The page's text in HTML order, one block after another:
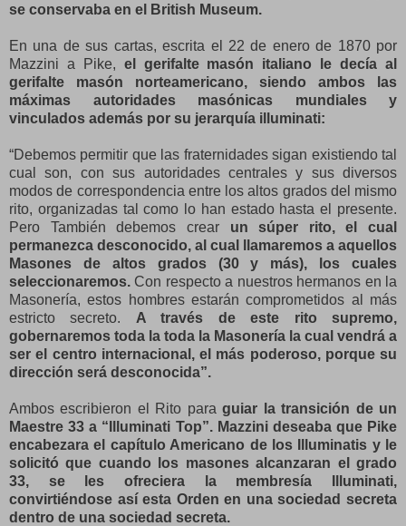
se conservaba en el British Museum.
En una de sus cartas, escrita el 22 de enero de 1870 por
Mazzini a Pike, el gerifalte masón italiano le decía al
gerifalte masón norteamericano, siendo ambos las
máximas autoridades masónicas mundiales y
vinculados además por su jerarquía illuminati:
“Debemos permitir que las fraternidades sigan existiendo tal
cual son, con sus autoridades centrales y sus diversos
modos de correspondencia entre los altos grados del mismo
rito, organizadas tal como lo han estado hasta el presente.
Pero También debemos crear un súper rito, el cual
permanezca desconocido, al cual llamaremos a aquellos
Masones de altos grados (30 y más), los cuales
seleccionaremos. Con respecto a nuestros hermanos en la
Masonería, estos hombres estarán comprometidos al más
estricto secreto. A través de este rito supremo,
gobernaremos toda la toda la Masonería la cual vendrá a
ser el centro internacional, el más poderoso, porque su
dirección será desconocida”.
Ambos escribieron el Rito paraguiar la transición de un
Maestre 33 a “Illuminati Top”. Mazzini deseaba que Pike
encabezara el capítulo Americano de los Illuminatis y le
solicitó que cuando los masones alcanzaran el grado
33, se les ofreciera la membresía Illuminati,
convirtiéndose así esta Orden en una sociedad secreta
dentro de una sociedad secreta.